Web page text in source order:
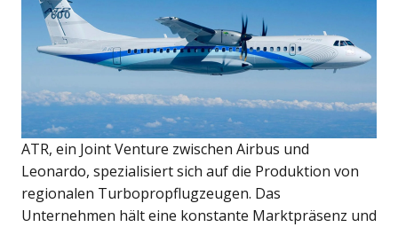
ATR, ein Joint Venture zwischen Airbus und
Leonardo, spezialisiert sich auf die Produktion von
regionalen Turbopropflugzeugen. Das
Unternehmen hält eine konstante Marktpräsenz und